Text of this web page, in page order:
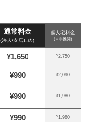
通常料金
(法人/支店止め)
個人宅料金
(※非推奨)
¥1,650 ¥2,750
¥990 ¥2,090
¥990 ¥1,980
¥990 ¥1,980